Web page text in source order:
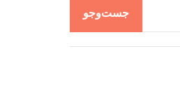
جست‌وجو